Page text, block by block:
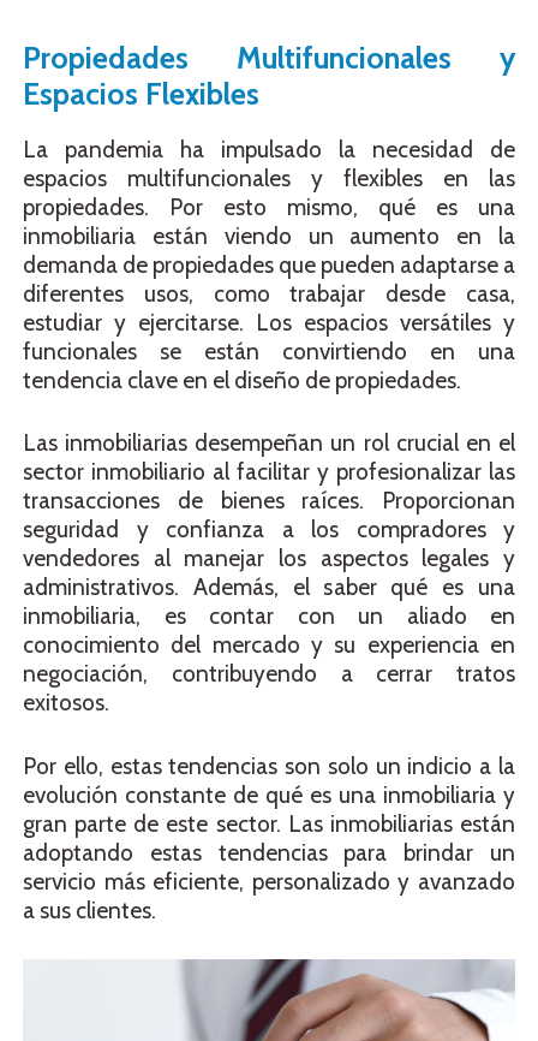
Propiedades Multifuncionales y
Espacios Flexibles
La pandemia ha impulsado la necesidad de
espacios multifuncionales y flexibles en las
propiedades. Por esto mismo, qué es una
inmobiliaria están viendo un aumento en la
demanda de propiedades que pueden adaptarse a
diferentes usos, como trabajar desde casa,
estudiar y ejercitarse. Los espacios versátiles y
funcionales se están convirtiendo en una
tendencia clave en el diseño de propiedades.
Las inmobiliarias desempeñan un rol crucial en el
sector inmobiliario al facilitar y profesionalizar las
transacciones de bienes raíces. Proporcionan
seguridad y confianza a los compradores y
vendedores al manejar los aspectos legales y
administrativos. Además, el saber qué es una
inmobiliaria, es contar con un aliado en
conocimiento del mercado y su experiencia en
negociación, contribuyendo a cerrar tratos
exitosos.
Por ello, estas tendencias son solo un indicio a la
evolución constante de qué es una inmobiliaria y
gran parte de este sector. Las inmobiliarias están
adoptando estas tendencias para brindar un
servicio más eficiente, personalizado y avanzado
a sus clientes.